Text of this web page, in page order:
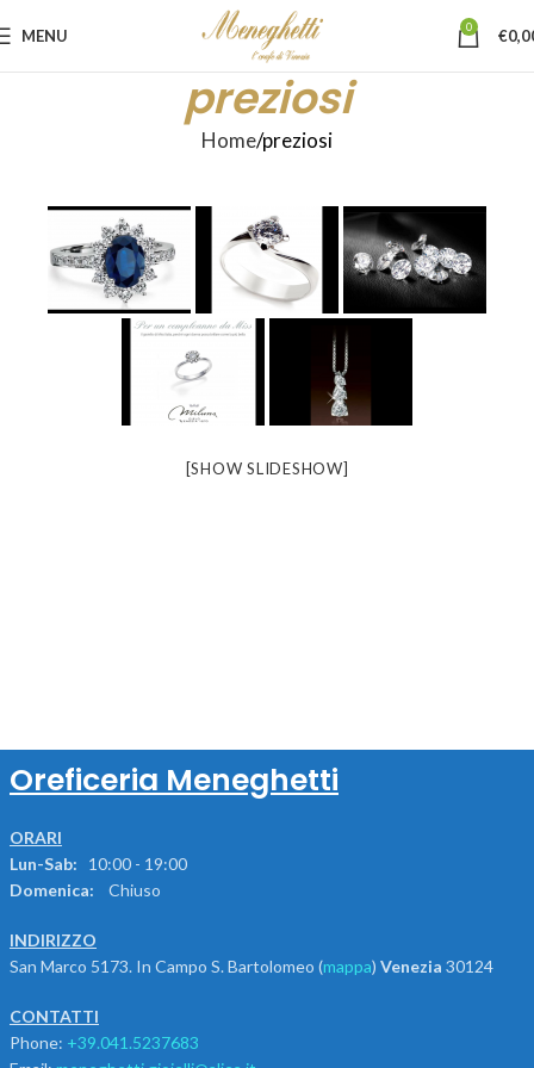
MENU 0 €
preziosi
Home preziosi
[SHOW SLIDESHOW]
Oreficeria Meneghetti
ORARI
Lun-Sab: 10:00 - 19:00
Domenica:
Chiuso
INDIRIZZO
San Marco 5173. In Campo S. Bartolomeo (mappa) Venezia 30124
CONTATTI
Phone: +39.041.5237683